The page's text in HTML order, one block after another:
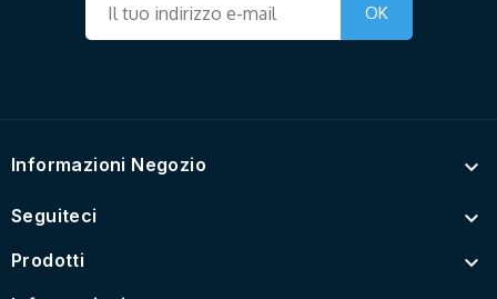
Informazioni Negozio 
Seguiteci 
Prodotti 